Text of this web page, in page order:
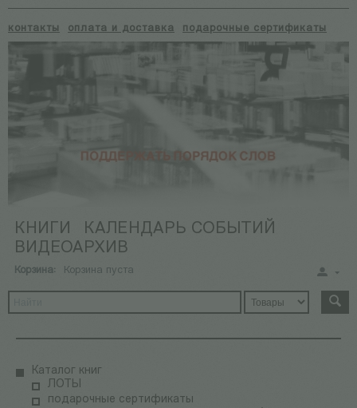
контакты оплата и доставка подарочные сертификаты
КНИГИ
КАЛЕНДАРЬ СОБЫТИЙ
ВИДЕОАРХИВ
Корзина: Корзина пуста
Каталог книг
ЛОТЫ
подарочные сертификаты